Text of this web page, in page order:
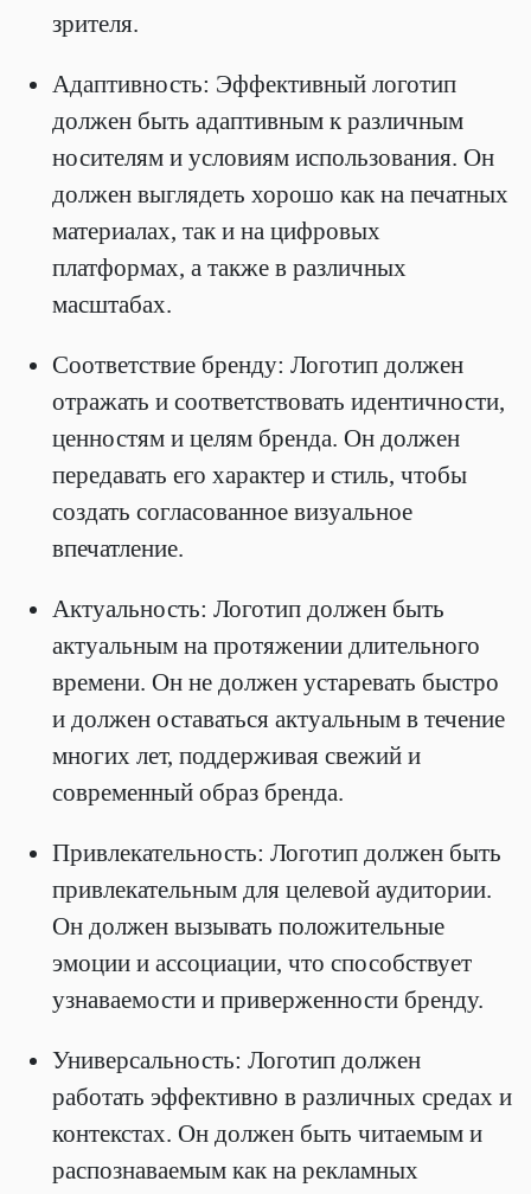
зрителя.
Адаптивность: Эффективный логотип
должен быть адаптивным к различным
носителям и условиям использования. Он
должен выглядеть хорошо как на печатных
материалах, так и на цифровых
платформах, а также в различных
масштабах.
Соответствие бренду: Логотип должен
отражать и соответствовать идентичности,
ценностям и целям бренда. Он должен
передавать его характер и стиль, чтобы
создать согласованное визуальное
впечатление.
Актуальность: Логотип должен быть
актуальным на протяжении длительного
времени. Он не должен устаревать быстро
и должен оставаться актуальным в течение
многих лет, поддерживая свежий и
современный образ бренда.
Привлекательность: Логотип должен быть
привлекательным для целевой аудитории.
Он должен вызывать положительные
эмоции и ассоциации, что способствует
узнаваемости и приверженности бренду.
Универсальность: Логотип должен
работать эффективно в различных средах и
контекстах. Он должен быть читаемым и
распознаваемым как на рекламных